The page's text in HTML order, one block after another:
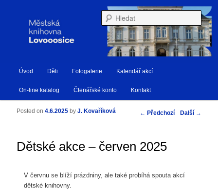
Knihovna Lovosice
Hlavní navigační menu
Přejít k hlavnímu obsahu webu
Přejít k obsahu postranního panelu
Úvod Děti Fotogalerie Kalendář akcí
On-line katalog Čtenářské konto Kontakt
Navigace pro příspěvky ← Předchozí Další →
Dětské akce – červen 2025
Posted on4.6.2025 byJ. Kovaříková
V červnu se blíží prázdniny, ale také probíhá spouta akcí
dětské knihovny.